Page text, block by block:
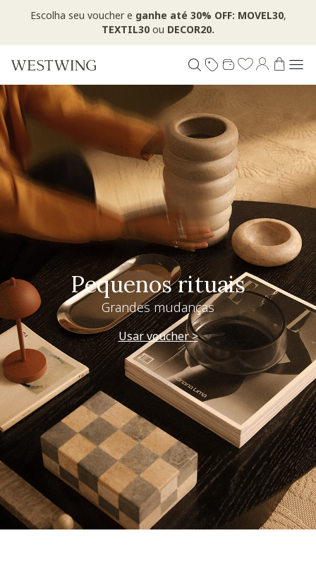
Escolha seu voucher e ganhe até 30% OFF: MOVEL30,
TEXTIL30 ou DECOR20.
Pequenos rituais
Grandes mudanças
Usar voucher >